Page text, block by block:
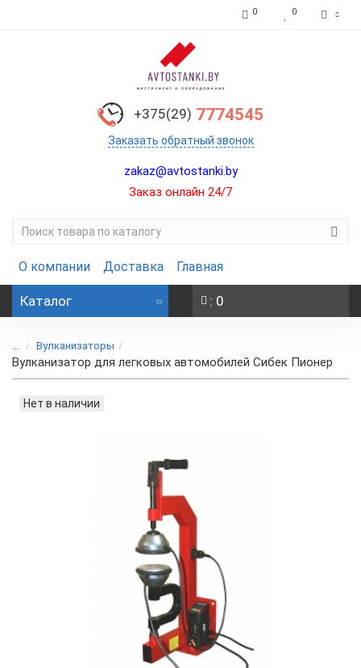
0 0
+375(29) 7774545
Заказать обратный звонок
zakaz@avtostanki.by
Заказ онлайн 24/7
О компании Доставка Главная
Каталог : 0
... Вулканизаторы
Вулканизатор для легковых автомобилей Сибек Пионер
Нет в наличии